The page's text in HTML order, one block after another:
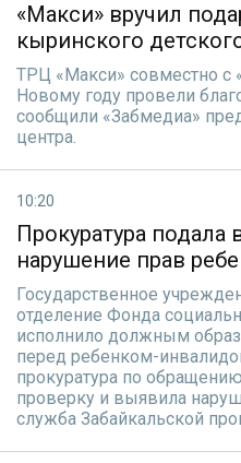
«Макси» вручил
кыринского
ТРЦ «Макси» совместно с
Новому году провели
сообщили «Забмедиа»
центра.
10:20
Прокуратура подала
нарушение прав
Государственное
отделение Фонда
исполнило должным
перед ребенком-
прокуратура по
проверку и выявила
служба Забайкальской